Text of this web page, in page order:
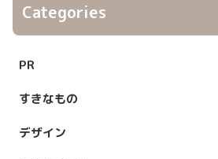
Categories
PR
すきなもの
デザイン